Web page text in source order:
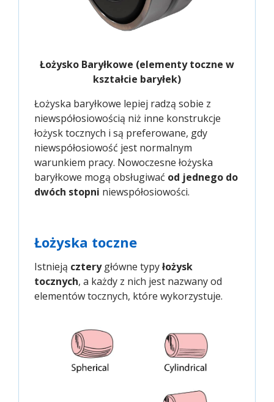
Łożysko Baryłkowe (elementy toczne w
kształcie baryłek)
Łożyska baryłkowe lepiej radzą sobie z
niewspółosiowością niż inne konstrukcje
łożysk tocznych i są preferowane, gdy
niewspółosiowość jest normalnym
warunkiem pracy. Nowoczesne łożyska
baryłkowe mogą obsługiwać od jednego do
dwóch stopni niewspółosiowości.
Łożyska toczne
Istnieją czterygłówne typyłożysk
tocznych, a każdy z nich jest nazwany od
elementów tocznych, które wykorzystuje.